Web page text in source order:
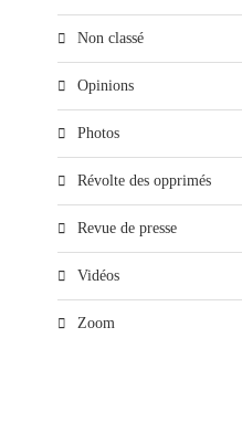
Non classé
Opinions
Photos
Révolte des opprimés
Revue de presse
Vidéos
Zoom